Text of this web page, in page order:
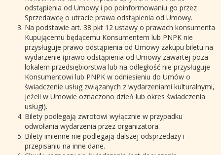
odstąpienia od Umowy i po poinformowaniu go przez
Sprzedawcę o utracie prawa odstąpienia od Umowy.
Na podstawie art. 38 pkt 12 ustawy o prawach konsumenta
Kupującemu będącemu Konsumentem lub PNPK nie
przysługuje prawo odstąpienia od Umowy zakupu biletu na
wydarzenie (prawo odstąpienia od Umowy zawartej poza
lokalem przedsiębiorstwa lub na odległość nie przysługuje
Konsumentowi lub PNPK w odniesieniu do Umów o
świadczenie usług związanych z wydarzeniami kulturalnymi,
jeżeli w Umowie oznaczono dzień lub okres świadczenia
usługi).
Bilety podlegają zwrotowi wyłącznie w przypadku
odwołania wydarzenia przez organizatora.
Bilety imienne nie podlegają dalszej odsprzedaży i
przepisaniu na inne dane.